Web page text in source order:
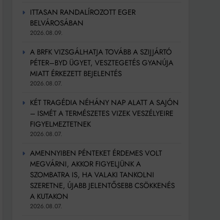
ITTASAN RANDALÍROZOTT EGER
BELVÁROSÁBAN
2026.08.09.
A BRFK VIZSGÁLHATJA TOVÁBB A SZIJJÁRTÓ
PÉTER–BYD ÜGYET, VESZTEGETÉS GYANÚJA
MIATT ÉRKEZETT BEJELENTÉS
2026.08.07.
KÉT TRAGÉDIA NÉHÁNY NAP ALATT A SAJÓN
– ISMÉT A TERMÉSZETES VIZEK VESZÉLYEIRE
FIGYELMEZTETNEK
2026.08.07.
AMENNYIBEN PÉNTEKET ÉRDEMES VOLT
MEGVÁRNI, AKKOR FIGYELJÜNK A
SZOMBATRA IS, HA VALAKI TANKOLNI
SZERETNE, ÚJABB JELENTŐSEBB CSÖKKENÉS
A KUTAKON
2026.08.07.